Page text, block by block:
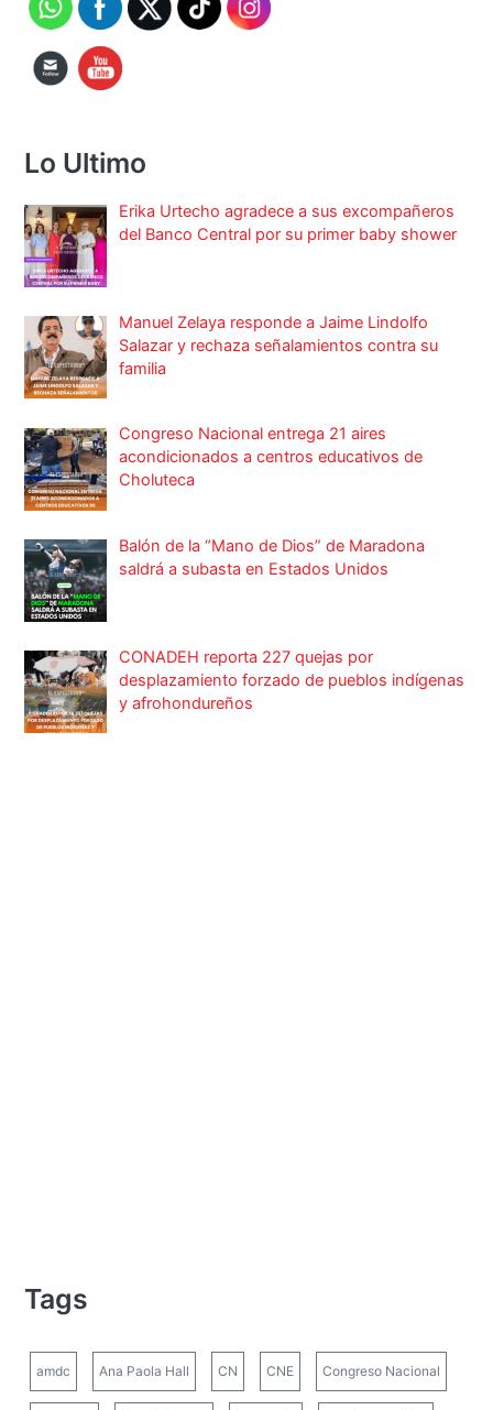
Erika Urtecho agradece a sus excompañeros
familia
Congreso Nacional entrega 21 aires
Choluteca
Balón de la “Mano de Dios” de Maradona
y afrohondureños
amdc
Deportes Donald Trump Economía elecciones 2025